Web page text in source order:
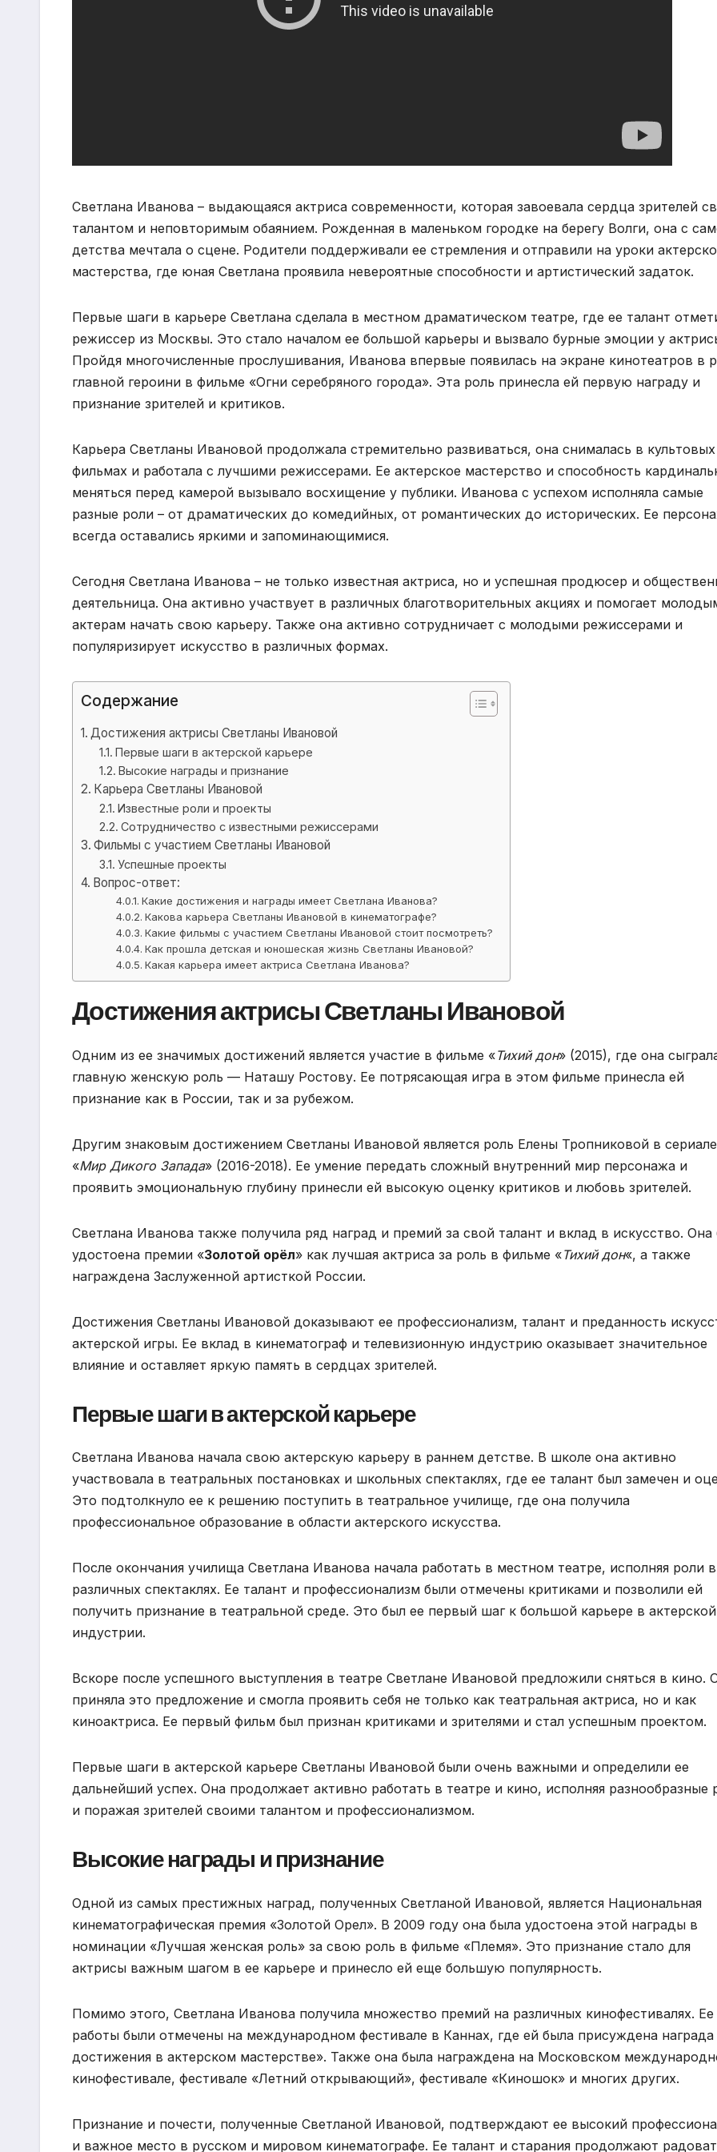
Светлана Иванова – выдающаяся актриса современности, которая завоевала сердца зрителей
талантом и неповторимым обаянием. Рожденная в маленьком городке на берегу Волги, она с
детства мечтала о сцене. Родители поддерживали ее стремления и отправили на уроки
мастерства, где юная Светлана проявила невероятные способности и артистический задаток.
Первые шаги в карьере Светлана сделала в местном драматическом театре, где ее талант
режиссер из Москвы. Это стало началом ее большой карьеры и вызвало бурные эмоции у
Пройдя многочисленные прослушивания, Иванова впервые появилась на экране кинотеатров в
главной героини в фильме «Огни серебряного города». Эта роль принесла ей первую награду и
признание зрителей и критиков.
Карьера Светланы Ивановой продолжала стремительно развиваться, она снималась в культовых
фильмах и работала с лучшими режиссерами. Ее актерское мастерство и способность
меняться перед камерой вызывало восхищение у публики. Иванова с успехом исполняла самые
разные роли – от драматических до комедийных, от романтических до исторических. Ее
всегда оставались яркими и запоминающимися.
Сегодня Светлана Иванова – не только известная актриса, но и успешная продюсер и
деятельница. Она активно участвует в различных благотворительных акциях и помогает
актерам начать свою карьеру. Также она активно сотрудничает с молодыми режиссерами и
популяризирует искусство в различных формах.
Содержание
Достижения актрисы Светланы Ивановой
Первые шаги в актерской карьере
Высокие награды и признание
Карьера Светланы Ивановой
Известные роли и проекты
Сотрудничество с известными режиссерами
Фильмы с участием Светланы Ивановой
Успешные проекты
Вопрос-ответ:
Какие достижения и награды имеет Светлана Иванова?
Какова карьера Светланы Ивановой в кинематографе?
Какие фильмы с участием Светланы Ивановой стоит посмотреть?
Как прошла детская и юношеская жизнь Светланы Ивановой?
Какая карьера имеет актриса Светлана Иванова?
Достижения актрисы Светланы Ивановой
Одним из ее значимых достижений является участие в фильме «Тихий дон» (2015), где она
главную женскую роль — Наташу Ростову. Ее потрясающая игра в этом фильме принесла ей
признание как в России, так и за рубежом.
Другим знаковым достижением Светланы Ивановой является роль Елены Тропниковой в сериале
«Мир Дикого Запада» (2016-2018). Ее умение передать сложный внутренний мир персонажа и
проявить эмоциональную глубину принесли ей высокую оценку критиков и любовь зрителей.
Светлана Иванова также получила ряд наград и премий за свой талант и вклад в искусство. Она
удостоена премии «Золотой орёл» как лучшая актриса за роль в фильме «Тихий дон«, а также
награждена Заслуженной артисткой России.
Достижения Светланы Ивановой доказывают ее профессионализм, талант и преданность
актерской игры. Ее вклад в кинематограф и телевизионную индустрию оказывает значительное
влияние и оставляет яркую память в сердцах зрителей.
Первые шаги в актерской карьере
Светлана Иванова начала свою актерскую карьеру в раннем детстве. В школе она активно
участвовала в театральных постановках и школьных спектаклях, где ее талант был замечен и
Это подтолкнуло ее к решению поступить в театральное училище, где она получила
профессиональное образование в области актерского искусства.
После окончания училища Светлана Иванова начала работать в местном театре, исполняя роли в
различных спектаклях. Ее талант и профессионализм были отмечены критиками и позволили ей
получить признание в театральной среде. Это был ее первый шаг к большой карьере в актерской
индустрии.
Вскоре после успешного выступления в театре Светлане Ивановой предложили сняться в кино.
приняла это предложение и смогла проявить себя не только как театральная актриса, но и как
киноактриса. Ее первый фильм был признан критиками и зрителями и стал успешным проектом.
Первые шаги в актерской карьере Светланы Ивановой были очень важными и определили ее
дальнейший успех. Она продолжает активно работать в театре и кино, исполняя разнообразные
и поражая зрителей своими талантом и профессионализмом.
Высокие награды и признание
Одной из самых престижных наград, полученных Светланой Ивановой, является Национальная
кинематографическая премия «Золотой Орел». В 2009 году она была удостоена этой награды в
номинации «Лучшая женская роль» за свою роль в фильме «Племя». Это признание стало для
актрисы важным шагом в ее карьере и принесло ей еще большую популярность.
Помимо этого, Светлана Иванова получила множество премий на различных кинофестивалях. Ее
работы были отмечены на международном фестивале в Каннах, где ей была присуждена награда
достижения в актерском мастерстве». Также она была награждена на Московском
кинофестивале, фестивале «Летний открывающий», фестивале «Киношок» и многих других.
Признание и почести, полученные Светланой Ивановой, подтверждают ее высокий
и важное место в русском и мировом кинематографе. Ее талант и старания продолжают